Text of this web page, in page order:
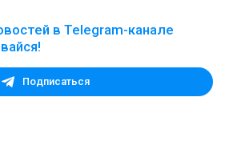
в Telegram-канале
Подписаться